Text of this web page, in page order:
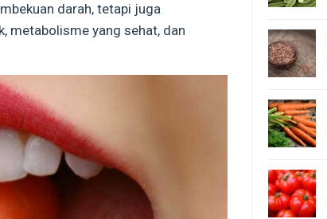
darah, tetapi juga
metabolisme yang sehat, dan